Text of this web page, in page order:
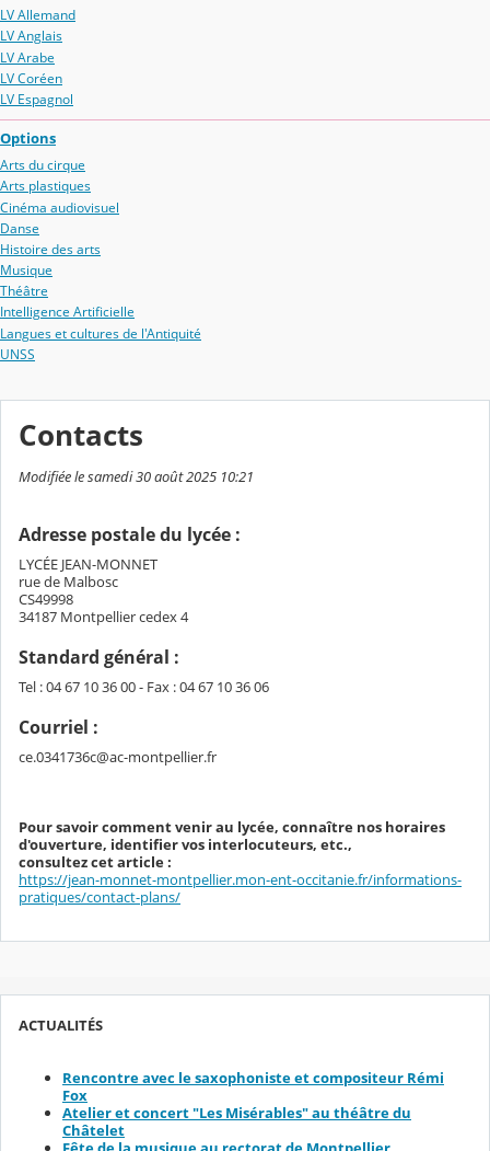
LV Allemand
LV Anglais
LV Arabe
LV Coréen
LV Espagnol
Options
Arts du cirque
Arts plastiques
Cinéma audiovisuel
Danse
Histoire des arts
Musique
Théâtre
Intelligence Artificielle
Langues et cultures de l'Antiquité
UNSS
Contacts
Modifiée le samedi 30 août 2025 10:21
Adresse postale du lycée :
LYCÉE JEAN-MONNET
rue de Malbosc
CS49998
34187 Montpellier cedex 4
Standard général :
Tel : 04 67 10 36 00 - Fax : 04 67 10 36 06
Courriel :
ce.0341736c@ac-montpellier.fr
Pour savoir comment venir au lycée, connaître nos horaires
d'ouverture, identifier vos interlocuteurs, etc.,
consultez cet article :
https://jean-monnet-montpellier.mon-ent-occitanie.fr/informations-
pratiques/contact-plans/
ACTUALITÉS
Rencontre avec le saxophoniste et compositeur Rémi
Fox
Atelier et concert "Les Misérables" au théâtre du
Châtelet